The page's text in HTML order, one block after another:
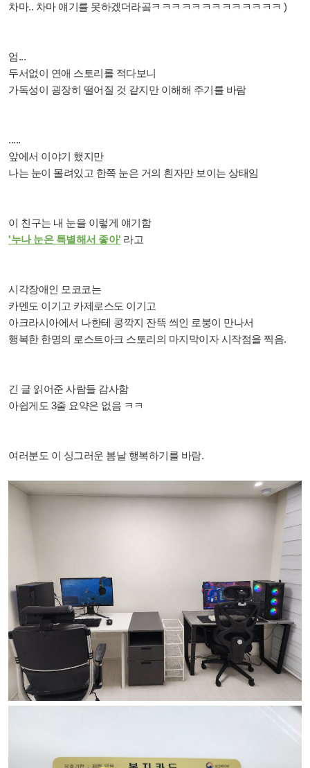
차마.. 차마 얘기를 못하겠더라곸ㅋㅋㅋㅋㅋㅋㅋㅋㅋㅋㅋㅋㅋ )
엄...
두서없이 연애 스토리를 적다보니
가독성이 굉장히 떨어질 것 같지만 이해해 주기를 바람
.....
앞에서 이야기 했지만
나는 눈이 몰려있고 한쪽 눈은 거의 흰자만 보이는 상태임
이 친구는 내 눈을 이렇게 얘기함
'누나 눈은 특별해서 좋아' 라고
시각장애인 모코코는
카멘도 이기고 카제로스도 이기고
아크라시아에서 나한테 콩깍지 잔뜩 씌인 로붕이 만나서
행복한 한명의 로스트아크 스토리의 마지막이자 시작점을 찍음.
긴 글 읽어준 사람들 감사함
아쉽게도 3줄 요약은 없음 ㅋㅋ
여러분도 이 싱그러운 봄날 행복하기를 바람.